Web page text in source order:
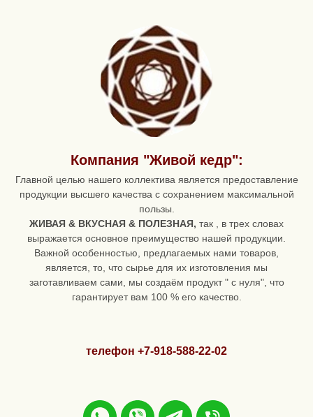
Компания "Живой кедр":
Главной целью нашего коллектива является предоставление
продукции высшего качества с сохранением максимальной
пользы.
ЖИВАЯ & ВКУСНАЯ & ПОЛЕЗНАЯ, так , в трех словах
выражается основное преимущество нашей продукции.
Важной особенностью, предлагаемых нами товаров,
является, то, что сырье для их изготовления мы
заготавливаем сами, мы создаём продукт " с нуля", что
гарантирует вам 100 % его качество.
телефон +7-918-588-22-02